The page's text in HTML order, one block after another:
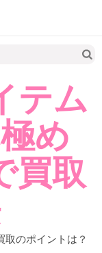
テム
め
買取
取のポイントは？